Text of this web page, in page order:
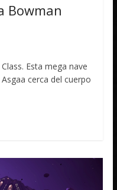
Bowman
Esta mega nave
cerca del cuerpo